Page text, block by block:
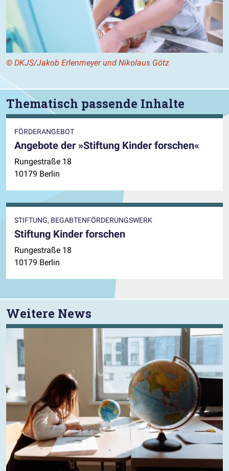
© DKJS/Jakob Erlenmeyer und Nikolaus Götz
Thematisch passende Inhalte
FÖRDERANGEBOT
Angebote der »Stiftung Kinder forschen«
Rungestraße 18
10179 Berlin
STIFTUNG, BEGABTENFÖRDERUNGSWERK
Stiftung Kinder forschen
Rungestraße 18
10179 Berlin
Weitere News